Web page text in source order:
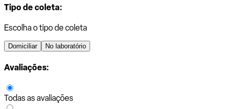
Tipo de coleta:
Escolha o tipo de coleta
Domiciliar No laboratório
Avaliações:
Todas as avaliações